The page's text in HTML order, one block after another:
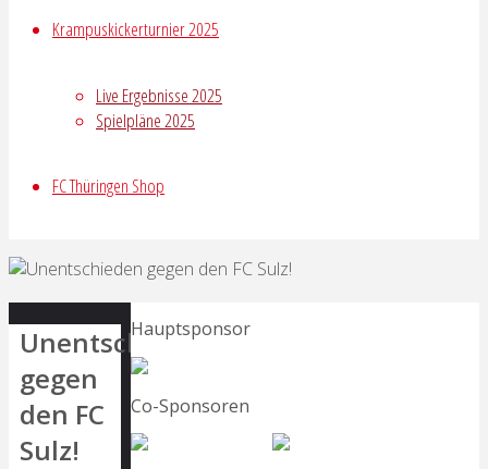
Krampuskickerturnier 2025
Live Ergebnisse 2025
Spielpläne 2025
FC Thüringen Shop
Unentschieden
gegen
den FC
Sulz!
Hauptsponsor
Co-Sponsoren